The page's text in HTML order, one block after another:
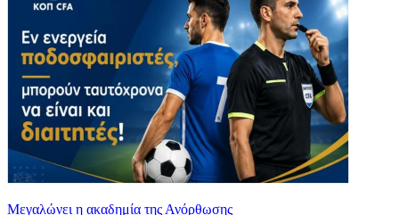
Μεγαλώνει η ακαδημία της Ανόρθωσης